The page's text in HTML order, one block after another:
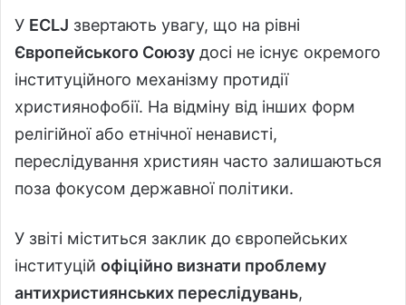
У ECLJ звертають увагу, що на рівні
Європейського Союзу досі не існує окремого
інституційного механізму протидії
християнофобії. На відміну від інших форм
релігійної або етнічної ненависті,
переслідування християн часто залишаються
поза фокусом державної політики.
У звіті міститься заклик до європейських
інституцій офіційно визнати проблему
антихристиянських переслідувань,